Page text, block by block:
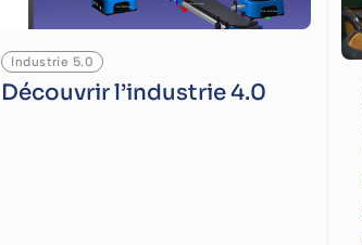
Industrie 5.0
Découvrir l’industrie 4.0